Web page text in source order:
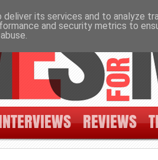
REVIEWS
its services and to analyze
and security metrics to